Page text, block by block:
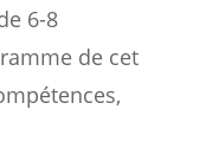
6-8
de cet